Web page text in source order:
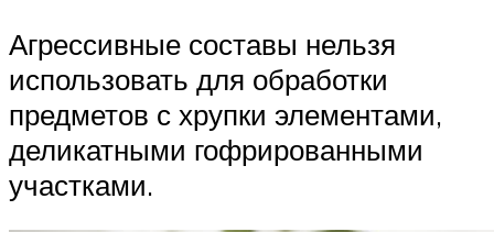
Агрессивные составы нельзя
использовать для обработки
предметов с хрупки элементами,
деликатными гофрированными
участками.